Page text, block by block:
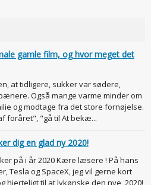
gamle film, og hvor meget det
at tidligere, sukker var sødere,
Også mange varme minder om
og modtage fra det store fornøjelse.
foråret", "gå til At bekæ...
dig en glad ny 2020!
på i år 2020 Kære læsere ! På hans
Tesla og SpaceX, jeg vil gerne kort
hjerteligt til at lykønske den nye, 2020!